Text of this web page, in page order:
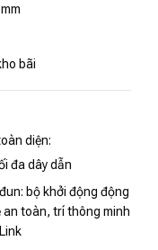
bãi
diện:
đa dây dẫn
bộ khởi động động
toàn, trí thông minh